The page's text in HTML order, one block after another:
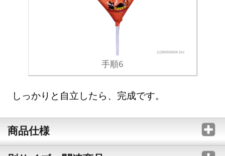
手順6
しっかりと自立したら、完成です。
商品仕様